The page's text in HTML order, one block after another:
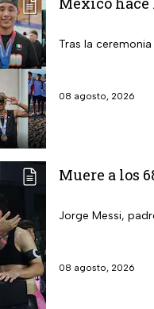
Tras la
08 agosto, 2026
Muere a los
Jorge Messi,
08 agosto, 2026